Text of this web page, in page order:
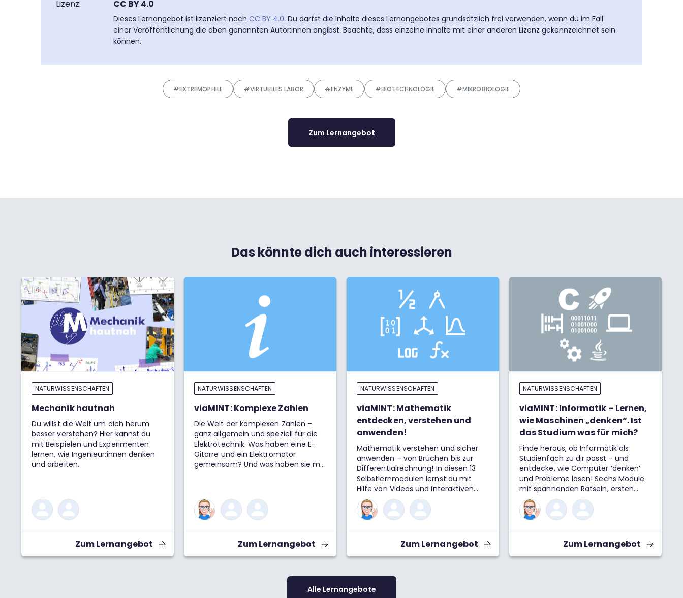
Lizenz: CC BY 4.0
Dieses Lernangebot ist lizenziert nach CC BY 4.0. Du darfst die Inhalte dieses Lernangebotes grundsätzlich frei verwenden, wenn du im Fall
einer Veröffentlichung die oben genannten Autor:innen angibst. Beachte, dass einzelne Inhalte mit einer anderen Lizenz gekennzeichnet sein
können.
#EXTREMOPHILE #VIRTUELLES LABOR #ENZYME #BIOTECHNOLOGIE #MIKROBIOLOGIE
Zum Lernangebot
Das könnte dich auch interessieren
NATURWISSENSCHAFTEN
Mechanik hautnah
Du willst die Welt um dich herum
besser verstehen? Hier kannst du
mit Beispielen und Experimenten
lernen, wie Ingenieur:innen denken
und arbeiten.
Zum Lernangebot
NATURWISSENSCHAFTEN
viaMINT: Komplexe Zahlen
Die Welt der komplexen Zahlen –
ganz allgemein und speziell für die
Elektrotechnik. Was haben eine E-
Gitarre und ein Elektromotor
gemeinsam? Und was haben sie mit
reellen Zahlen berechnen? Die
Antwort ist: Komplexe Zahlen sind
Zahlen in der Wissenschaft und im
praktischen Alltag brauchen, wie du
komplexen Zahlen rechnen und was
Zum Lernangebot
NATURWISSENSCHAFTEN
viaMINT: Mathematik
entdecken, verstehen und
anwenden!
Mathematik verstehen und sicher
anwenden – von Brüchen bis zur
Differentialrechnung! In diesen 13
Selbstlernmodulen lernst du mit
Hilfe von Videos und interaktiven
Aufgaben Schritt für Schritt die
wichtigsten Begriffe, Formeln und
Lösungswege der Mathematik
kennen. Beispiele, Übungen und
Erklärungen der Lösungswege helfen
dir beim Mitdenken, Verstehen und
Anwenden.
Zum Lernangebot
NATURWISSENSCHAFTEN
viaMINT: Informatik – Lernen,
wie Maschinen „denken“. Ist
das Studium was für mich?
Finde heraus, ob Informatik als
Studienfach zu dir passt – und
entdecke, wie Computer ‘denken’
und Probleme lösen! Sechs Module
mit spannenden Rätseln, ersten
Programmieraufgaben und
verständlichen Erklärungen bieten
dir einen praxisnahen Einblick in die
Welt der Informatik.
Zum Lernangebot
Alle Lernangebote